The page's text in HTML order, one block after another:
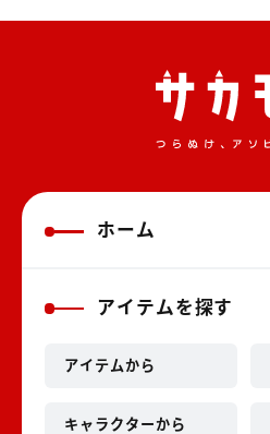
ホーム
アイテムを探す
アイテムから
キャラクターから